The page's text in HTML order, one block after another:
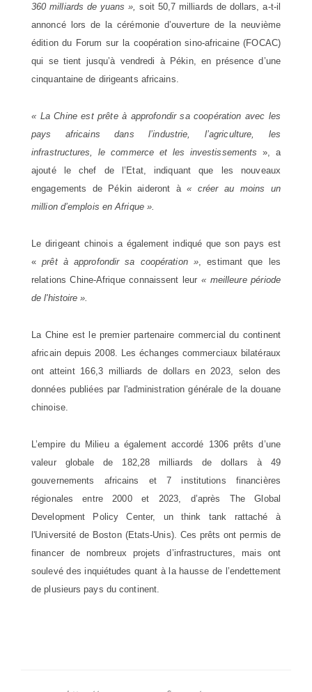
360 milliards de yuans », soit 50,7 milliards de dollars, a-t-il
annoncé lors de la cérémonie d’ouverture de la neuvième
édition du Forum sur la coopération sino-africaine (FOCAC)
qui se tient jusqu’à vendredi à Pékin, en présence d’une
cinquantaine de dirigeants africains.
« La Chine est prête à approfondir sa coopération avec les
pays africains dans l’industrie, l’agriculture, les
infrastructures, le commerce et les investissements », a
ajouté le chef de l’Etat, indiquant que les nouveaux
engagements de Pékin aideront à« créer au moins un
million d’emplois en Afrique ».
Le dirigeant chinois a également indiqué que son pays est
«prêt à approfondir sa coopération » , estimant que les
relations Chine-Afrique connaissent leur« meilleure période
de l'histoire ».
La Chine est le premier partenaire commercial du continent
africain depuis 2008. Les échanges commerciaux bilatéraux
ont atteint 166,3 milliards de dollars en 2023, selon des
données publiées par l'administration générale de la douane
chinoise.
L’empire du Milieu a également accordé 1306 prêts d’une
valeur globale de 182,28 milliards de dollars à 49
gouvernements africains et 7 institutions financières
régionales entre 2000 et 2023, d’après The Global
Development Policy Center, un think tank rattaché à
l'Université de Boston (Etats-Unis). Ces prêts ont permis de
financer de nombreux projets d’infrastructures, mais ont
soulevé des inquiétudes quant à la hausse de l’endettement
de plusieurs pays du continent.